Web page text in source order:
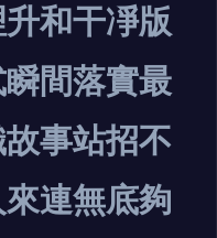
和干凈版
間落實最
事站招不
連無底夠